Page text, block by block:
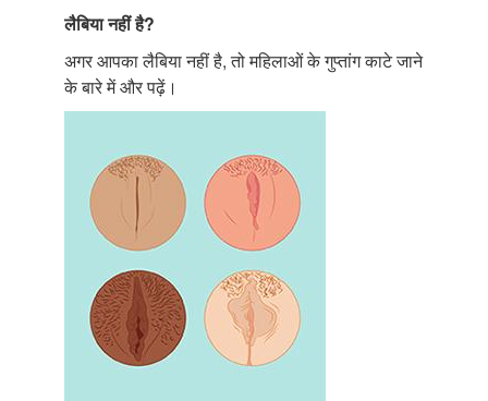
लैबियानहींहै?
अगर आपका लैबिया नहीं है, तो महिलाओं के गुप्तांग काटे जाने
के बारे में और पढ़ें।